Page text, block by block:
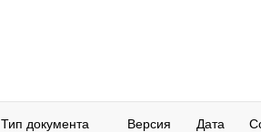
Тип документа Версия Дата